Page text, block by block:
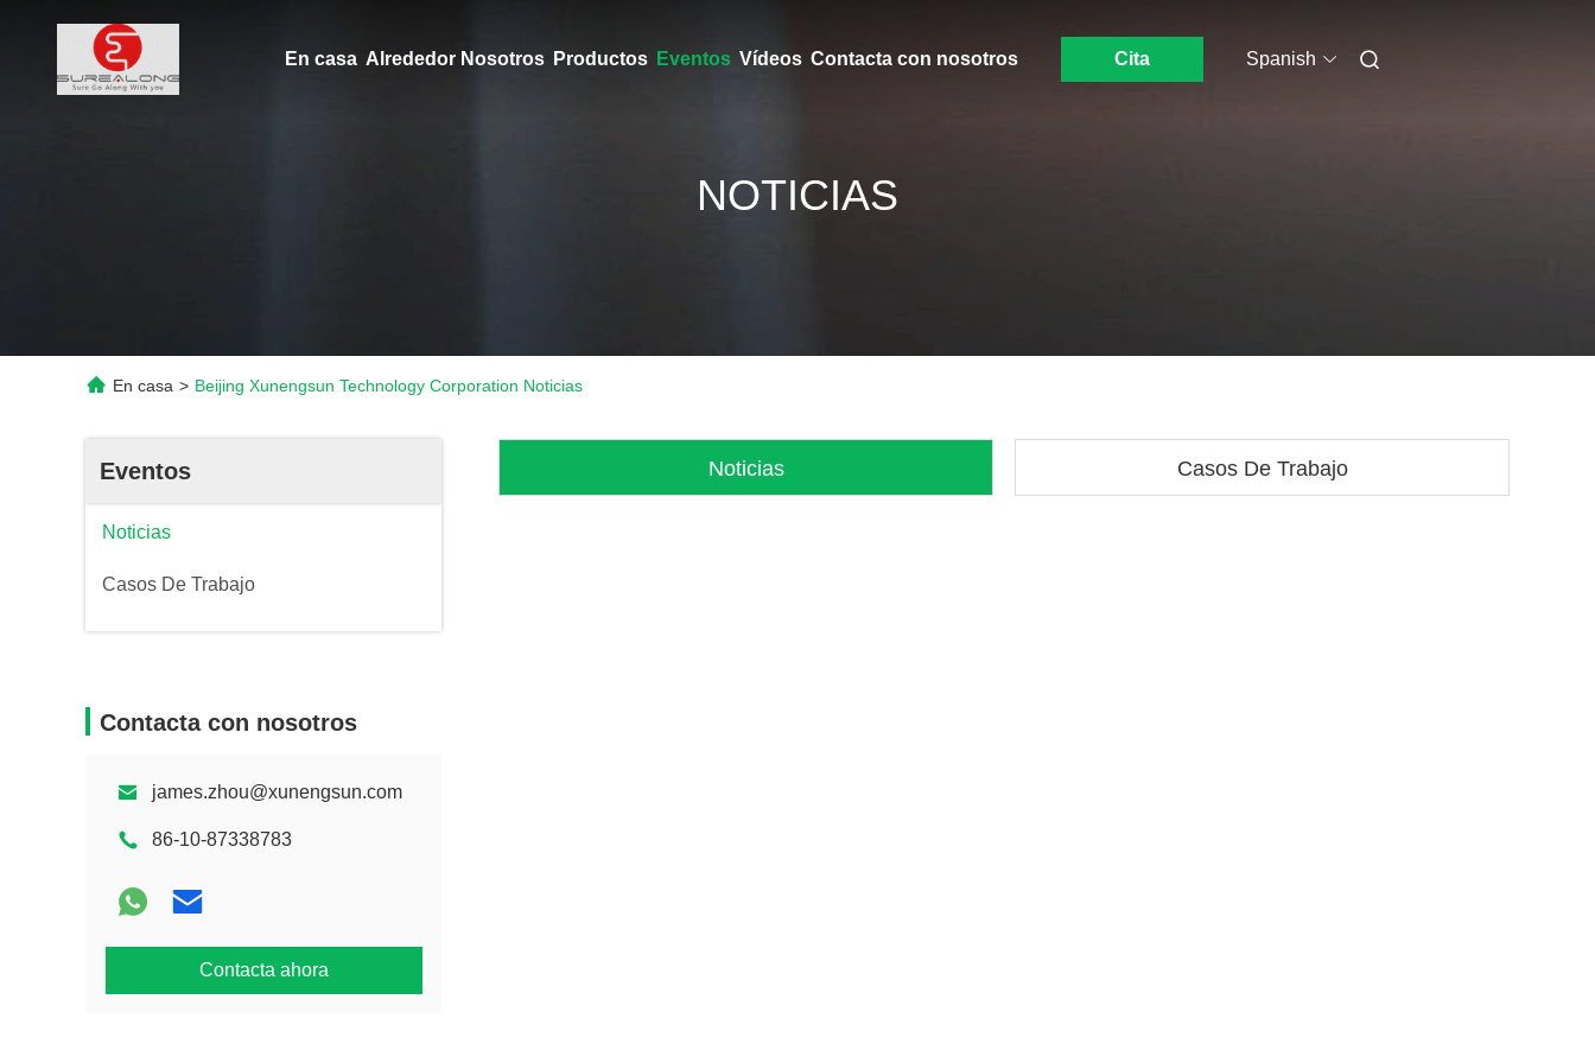
En casa Alrededor Nosotros Productos Eventos Vídeos Contacta con nosotros Cita Spanish
NOTICIAS
En casa > Beijing Xunengsun Technology Corporation Noticias
Eventos
Noticias
Casos De Trabajo
Contacta con nosotros
james.zhou@xunengsun.com
86-10-87338783
Contacta ahora
Noticias Casos De Trabajo